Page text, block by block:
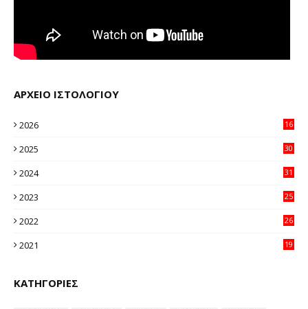
ΑΡΧΕΙΟ ΙΣΤΟΛΟΓΙΟΥ
2026
16
2025
30
2024
31
2023
25
2022
26
2021
19
ΚΑΤΗΓΟΡΙΕΣ